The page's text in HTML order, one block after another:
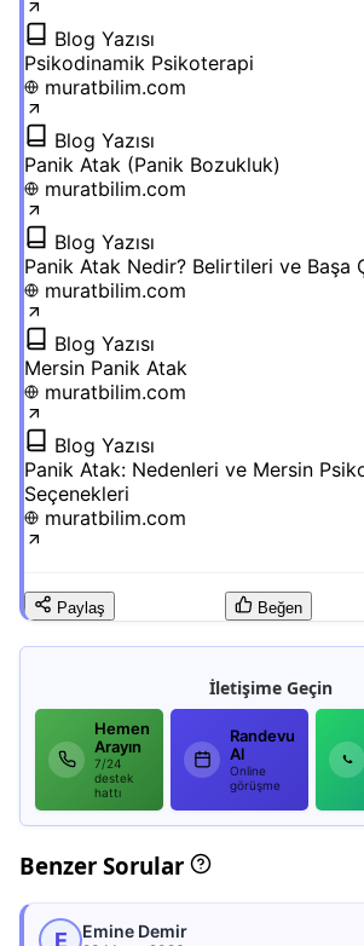
Blog Yazısı
Psikodinamik Psikoterapi
muratbilim.com
Blog Yazısı
Panik Atak (Panik Bozukluk)
muratbilim.com
Blog Yazısı
Panik Atak Nedir? Belirtileri ve Başa
muratbilim.com
Blog Yazısı
Mersin Panik Atak
muratbilim.com
Blog Yazısı
Panik Atak: Nedenleri ve Mersin
Seçenekleri
muratbilim.com
Paylaş Beğen
İletişime Geçin
Hemen
Arayın
7/24
destek
hattı
Randevu
Al
Online
görüşme
Benzer Sorular
E Emine Demir